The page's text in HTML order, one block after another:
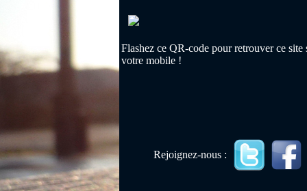
Flashez ce QR-code pour retrouver ce site
votre mobile !
Rejoignez-nous :